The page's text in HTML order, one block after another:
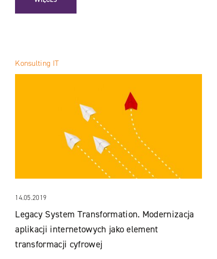
14.05.2019
Legacy System Transformation. Modernizacja
aplikacji internetowych jako element
transformacji cyfrowej
Konsulting IT